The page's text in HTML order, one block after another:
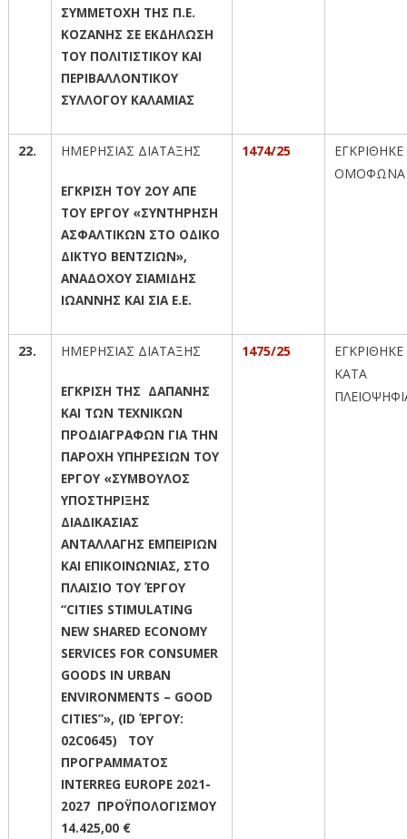
ΣΥΜΜΕΤΟΧΗ ΤΗΣ Π.Ε.
ΚΟΖΑΝΗΣ ΣΕ ΕΚΔΗΛΩΣΗ
ΤΟΥ ΠΟΛΙΤΙΣΤΙΚΟΥ ΚΑΙ
ΠΕΡΙΒΑΛΛΟΝΤΙΚΟΥ
ΣΥΛΛΟΓΟΥ ΚΑΛΑΜΙΑΣ
22. ΗΜΕΡΗΣΙΑΣ ΔΙΑΤΑΞΗΣ
ΕΓΚΡΙΣΗ ΤΟΥ 2ΟΥ ΑΠΕ
ΤΟΥ ΕΡΓΟΥ «ΣΥΝΤΗΡΗΣΗ
ΑΣΦΑΛΤΙΚΩΝ ΣΤΟ ΟΔΙΚΟ
ΔΙΚΤΥΟ ΒΕΝΤΖΙΩΝ»,
ΑΝΑΔΟΧΟΥ ΣΙΑΜΙΔΗΣ
ΙΩΑΝΝΗΣ ΚΑΙ ΣΙΑ Ε.Ε.
1474/25
ΕΓΚΡΙΘΗΚΕ
ΟΜΟΦΩΝΑ
23. ΗΜΕΡΗΣΙΑΣ ΔΙΑΤΑΞΗΣ
ΕΓΚΡΙΣΗ ΤΗΣ ΔΑΠΑΝΗΣ
ΚΑΙ ΤΩΝ ΤΕΧΝΙΚΩΝ
ΠΡΟΔΙΑΓΡΑΦΩΝ ΓΙΑ ΤΗΝ
ΠΑΡΟΧΗ ΥΠΗΡΕΣΙΩΝ ΤΟΥ
ΕΡΓΟΥ «ΣΥΜΒΟΥΛΟΣ
ΥΠΟΣΤΗΡΙΞΗΣ
ΔΙΑΔΙΚΑΣΙΑΣ
ΑΝΤΑΛΛΑΓΗΣ ΕΜΠΕΙΡΙΩΝ
ΚΑΙ ΕΠΙΚΟΙΝΩΝΙΑΣ, ΣΤΟ
ΠΛΑΙΣΙΟ ΤΟΥ ΈΡΓΟΥ
“CITIES STIMULATING
NEW SHARED ECONOMY
SERVICES FOR CONSUMER
GOODS IN URBAN
ENVIRONMENTS – GOOD
CITIES”», (ID ΈΡΓΟΥ:
02C0645) ΤΟΥ
ΠΡΟΓΡΑΜΜΑΤΟΣ
INTERREG EUROPE 2021-
2027 ΠΡΟΫΠΟΛΟΓΙΣΜΟΥ
14.425,00 €
1475/25
ΕΓΚΡΙΘΗΚΕ
ΚΑΤΑ